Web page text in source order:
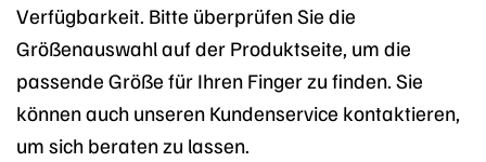
Verfügbarkeit. Bitte überprüfen Sie die
Größenauswahl auf der Produktseite, um die
passende Größe für Ihren Finger zu finden. Sie
können auch unseren Kundenservice kontaktieren,
um sich beraten zu lassen.